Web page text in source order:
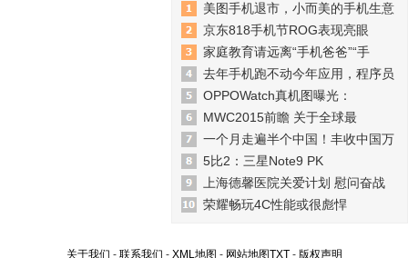
美图手机退市，小而美的手机生意
京东818手机节ROG表现亮眼
家庭教育请远离“手机爸爸”“手
去年手机跑不动今年应用，程序员
OPPOWatch真机图曝光：
MWC2015前瞻 关于全球最
一个月走遍半个中国！丰收中国万
5比2：三星Note9 PK
上海德馨医院关爱计划 慰问奋战
荣耀畅玩4C性能或很彪悍
关于我们 - 联系我们 - XML地图 - 网站地图TXT- 版权声明